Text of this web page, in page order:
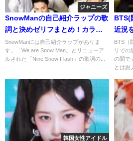
ジャニーズ
SnowManの自己紹介ラップの歌
詞と決めゼリフまとめ！カラオ
ケで必須の曲名は？
SnowManには自己紹介ラップがありま
す。「We are Snow Man」とリニューア
ルされた「Nine Snow Flash」の歌詞の...
BTS(
近況
BTS（
リでの
の間で
とは思
韓国女性アイドル